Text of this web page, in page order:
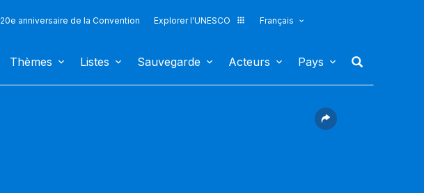
20e anniversaire de la Convention Explorer l'UNESCO
Français
Thèmes Listes Sauvegarde Acteurs Pays